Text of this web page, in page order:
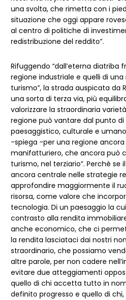
una svolta, che rimetta con i
situazione che oggi appare
al centro di politiche di
redistribuzione del reddito”.
Rifuggendo “dall’eterna diatriba
regione industriale e quelli di
turismo”, la strada auspicata da
una sorta di terza via, più
valorizzare la straordinaria
regione può vantare dal punto
paesaggistico, culturale e
-spiega -per una regione
manifatturiero, che ancora può
turismo, nel terziario”. Perchè
ancora centrale nelle strategie
approfondire maggiormente il
risorsa, come valore che
tecnologia. Di un paesaggio la
contrasto alla rendita
anche economico, che ci
la rendita lasciataci dai nostri
straordinario, che possiamo
altre parole, per non cadere
evitare due atteggiamenti
quello di chi accetta tutto in
definito progresso e quello di